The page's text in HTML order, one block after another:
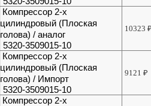
Компрессор 2-х
цилиндровый (Плоская
голова) / аналог
5320-3509015-10
10323
Компрессор 2-х
цилиндровый (Плоская
голова) / Импорт
5320-3509015-10
9121₽
Компрессор 2-х